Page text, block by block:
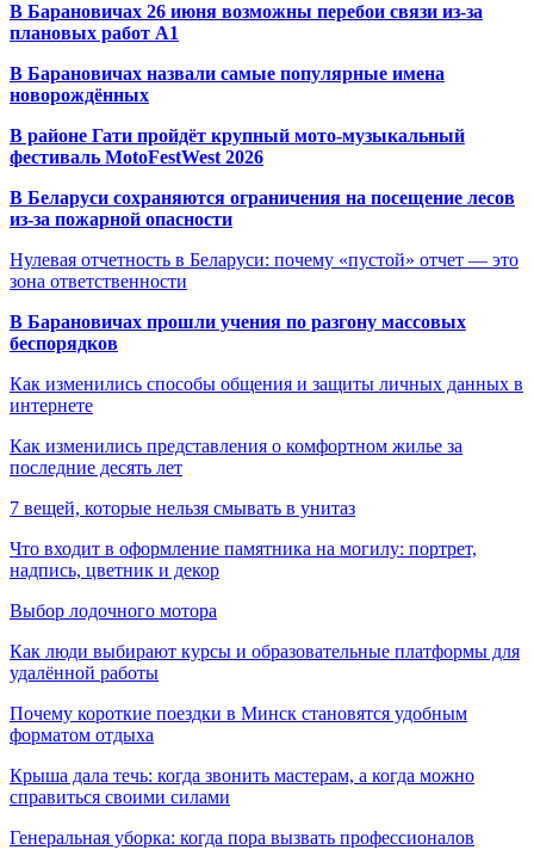
В Барановичах 26 июня возможны перебои связи из-за
плановых работ A1
В Барановичах назвали самые популярные имена
новорождённых
В районе Гати пройдёт крупный мото-музыкальный
фестиваль MotoFestWest 2026
В Беларуси сохраняются ограничения на посещение лесов
из-за пожарной опасности
Нулевая отчетность в Беларуси: почему «пустой» отчет — это
зона ответственности
В Барановичах прошли учения по разгону массовых
беспорядков
Как изменились способы общения и защиты личных данных в
интернете
Как изменились представления о комфортном жилье за
последние десять лет
7 вещей, которые нельзя смывать в унитаз
Что входит в оформление памятника на могилу: портрет,
надпись, цветник и декор
Выбор лодочного мотора
Как люди выбирают курсы и образовательные платформы для
удалённой работы
Почему короткие поездки в Минск становятся удобным
форматом отдыха
Крыша дала течь: когда звонить мастерам, а когда можно
справиться своими силами
Генеральная уборка: когда пора вызвать профессионалов